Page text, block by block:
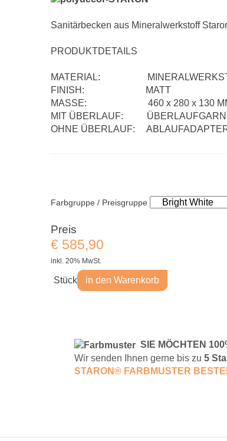
Sanitärbecken aus Mineralwerkstoff
PRODUKTDETAILS
MATERIAL:
FINISH: MATT
MASSE: 460 x 280 x 130 MM
MIT ÜBERLAUF:
OHNE ÜBERLAUF:
Farbgruppe / Preisgruppe
Preis
€ 585,90
inkl. 20% MwSt.
Stück in den Warenkorb
S IE MÖCHTEN
Wir senden Ihnen gerne bis zu 5
STARON® FARBMUSTE R